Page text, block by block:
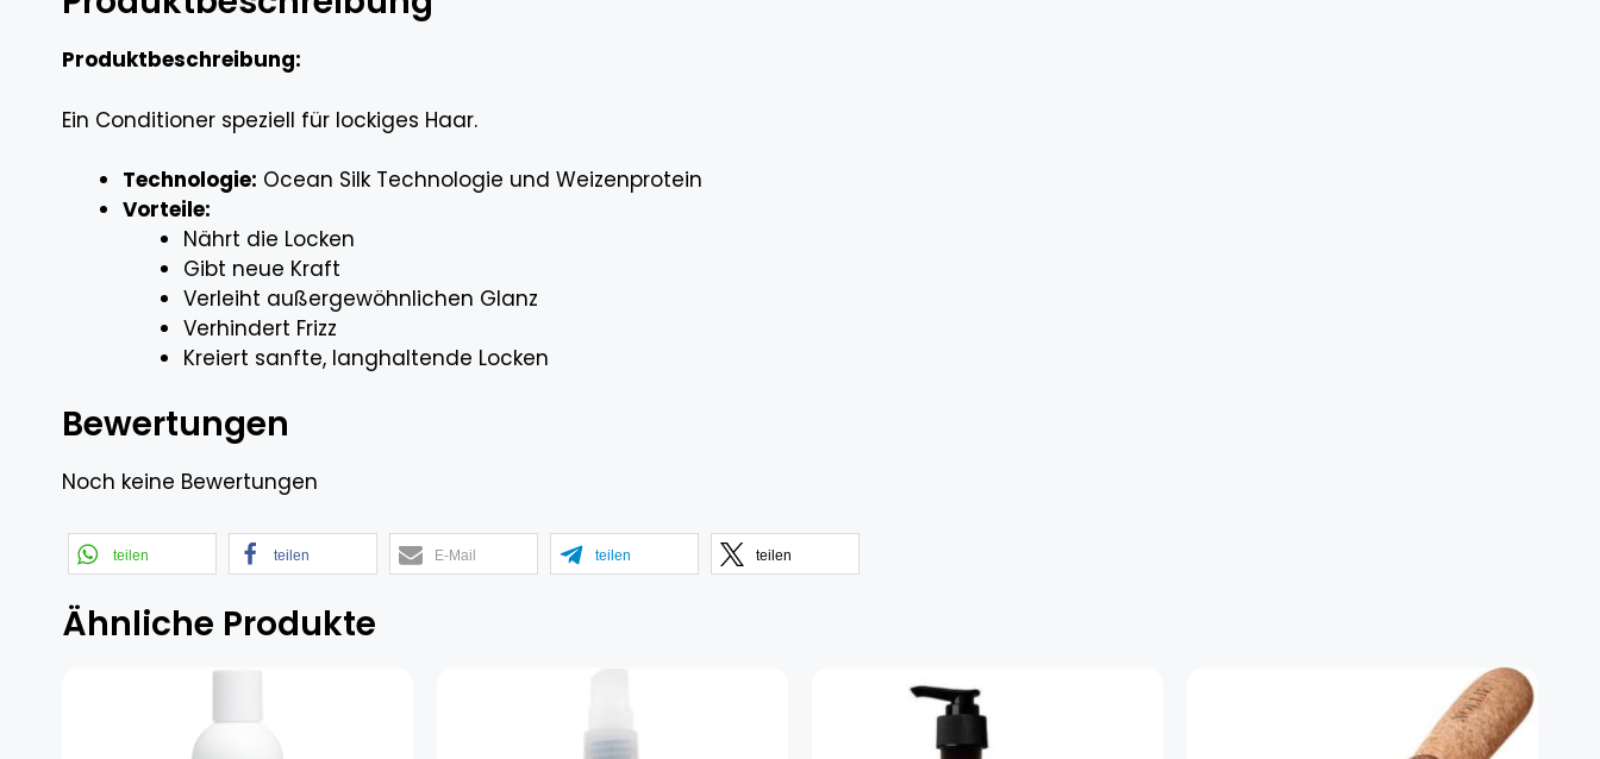
Produktbeschreibung:
Ein Conditioner speziell für lockiges Haar.
Technologie: Ocean Silk Technologie und Weizenprotein
Vorteile:
Nährt die Locken
Gibt neue Kraft
Verleiht außergewöhnlichen Glanz
Verhindert Frizz
Kreiert sanfte, langhaltende Locken
Bewertungen
Noch keine Bewertungen
teilen teilen E-Mail teilen teilen
Ähnliche Produkte